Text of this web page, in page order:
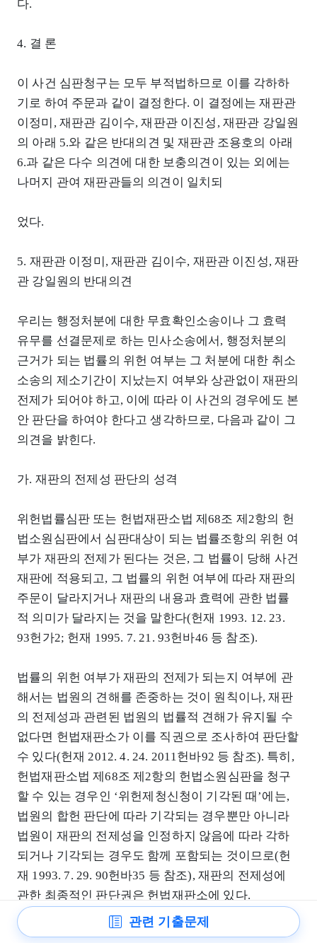
다.
4. 결 론
이 사건 심판청구는 모두 부적법하므로 이를 각하하
기로 하여 주문과 같이 결정한다. 이 결정에는 재판관
이정미, 재판관 김이수, 재판관 이진성, 재판관 강일원
의 아래 5.와 같은 반대의견 및 재판관 조용호의 아래
6.과 같은 다수 의견에 대한 보충의견이 있는 외에는
나머지 관여 재판관들의 의견이 일치되
었다.
5. 재판관 이정미, 재판관 김이수, 재판관 이진성, 재판
관 강일원의 반대의견
우리는 행정처분에 대한 무효확인소송이나 그 효력
유무를 선결문제로 하는 민사소송에서, 행정처분의
근거가 되는 법률의 위헌 여부는 그 처분에 대한 취소
소송의 제소기간이 지났는지 여부와 상관없이 재판의
전제가 되어야 하고, 이에 따라 이 사건의 경우에도 본
안 판단을 하여야 한다고 생각하므로, 다음과 같이 그
의견을 밝힌다.
가. 재판의 전제성 판단의 성격
위헌법률심판 또는 헌법재판소법 제68조 제2항의 헌
법소원심판에서 심판대상이 되는 법률조항의 위헌 여
부가 재판의 전제가 된다는 것은, 그 법률이 당해 사건
재판에 적용되고, 그 법률의 위헌 여부에 따라 재판의
주문이 달라지거나 재판의 내용과 효력에 관한 법률
적 의미가 달라지는 것을 말한다(헌재 1993. 12. 23.
93헌가2; 헌재 1995. 7. 21. 93헌바46 등 참조).
법률의 위헌 여부가 재판의 전제가 되는지 여부에 관
해서는 법원의 견해를 존중하는 것이 원칙이나, 재판
의 전제성과 관련된 법원의 법률적 견해가 유지될 수
없다면 헌법재판소가 이를 직권으로 조사하여 판단할
수 있다(헌재 2012. 4. 24. 2011헌바92 등 참조). 특히,
헌법재판소법 제68조 제2항의 헌법소원심판을 청구
할 수 있는 경우인 ‘위헌제청신청이 기각된 때’에는,
법원의 합헌 판단에 따라 기각되는 경우뿐만 아니라
법원이 재판의 전제성을 인정하지 않음에 따라 각하
되거나 기각되는 경우도 함께 포함되는 것이므로(헌
재 1993. 7. 29. 90헌바35 등 참조), 재판의 전제성에
관한 최종적인 판단권은 헌법재판소에 있다.
그런데 법원이 위헌법률심판을 제청한 때에는 헌법재
관련 기출문제